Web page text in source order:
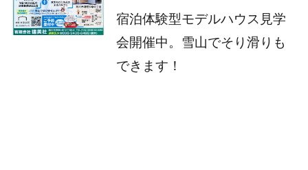
宿泊体験型モデルハウス見学
会開催中。雪山でそり滑りも
できます！